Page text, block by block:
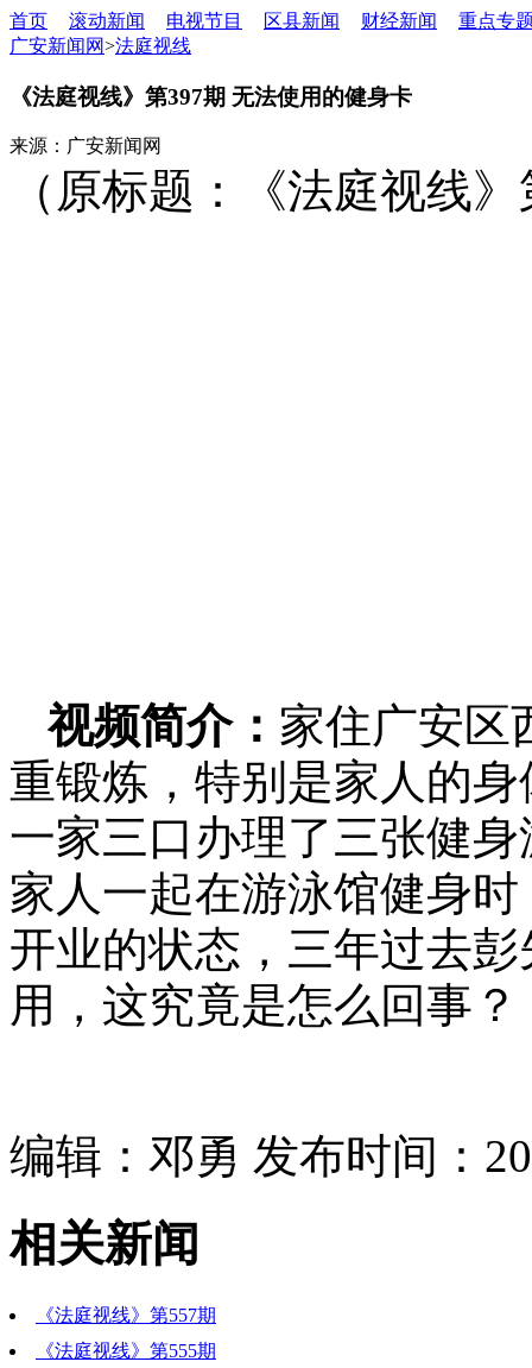
首页 滚动新闻 电视节目 区县新闻 财经新闻
重点专
广安新闻网>法庭视线
《法庭视线》第397期 无法使用的健身卡
来源：广安新闻网
（原标题：《法庭视线
视频简介： 家住广安区
重锻炼，特别是家人的
一家三口办理了三张健
家人一起在游泳馆健身
开业的状态，三年过去
用，这究竟是怎么回事？
编辑：邓勇 发布时间：
相关新闻
《法庭视线》第557期
《法庭视线》第555期